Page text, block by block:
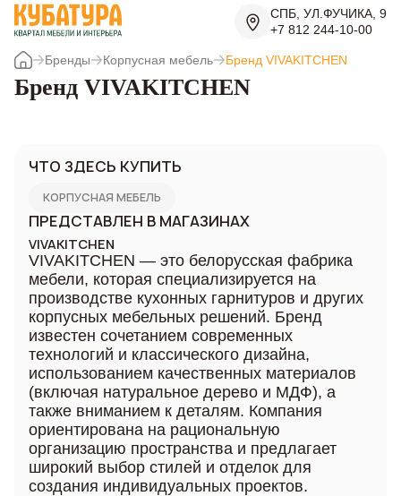
СПБ, УЛ.ФУЧИКА, 9
+7 812 244-10-00
Бренды Корпусная мебель Бренд VIVAKITCHEN
Бренд VIVAKITCHEN
ЧТО ЗДЕСЬ КУПИТЬ
КОРПУСНАЯ МЕБЕЛЬ
ПРЕДСТАВЛЕН В МАГАЗИНАХ
VIVAKITCHEN
VIVAKITCHEN — это белорусская фабрика
мебели, которая специализируется на
производстве кухонных гарнитуров и других
корпусных мебельных решений. Бренд
известен сочетанием современных
технологий и классического дизайна,
использованием качественных материалов
(включая натуральное дерево и МДФ), а
также вниманием к деталям. Компания
ориентирована на рациональную
организацию пространства и предлагает
широкий выбор стилей и отделок для
создания индивидуальных проектов.